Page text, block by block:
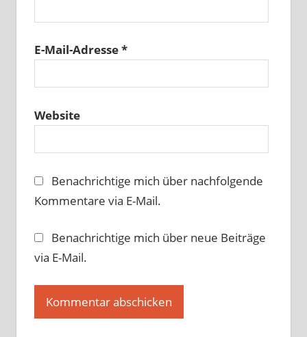
E-Mail-Adresse*
Website
Benachrichtige mich über nachfolgende
Kommentare via E-Mail.
Benachrichtige mich über neue Beiträge
via E-Mail.